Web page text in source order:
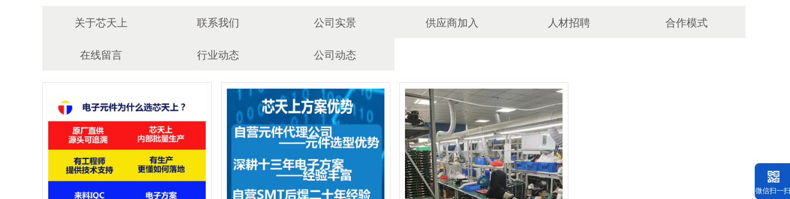
关于芯天上 联系我们 公司实景 供应商加入 人材招聘 合作模式
在线留言 行业动态 公司动态
微信扫一扫